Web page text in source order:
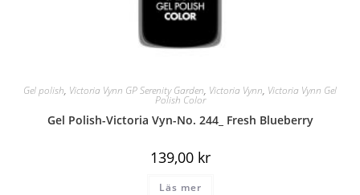
Gel polish, Victoria Vynn GP Serenity Garden, Victoria Vynn, Victoria Vynn Gel
Polish Color
Gel Polish-Victoria Vyn-No. 244_ Fresh Blueberry
139,00 kr
Läs mer